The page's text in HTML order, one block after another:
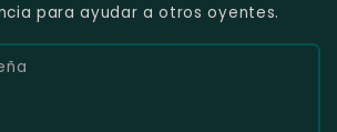
para ayudar a otros oyentes.